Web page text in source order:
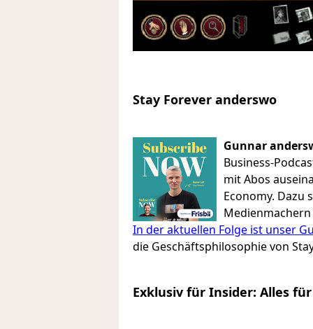
Stay Forever anderswo
Gunnar
Business-
mit Abos
Economy. Dazu
In der aktuellen Folge ist unser
die Geschäftsphilosophie von
Exklusiv für Insider: Alles